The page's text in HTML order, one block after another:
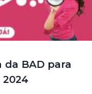
BAD para
2024